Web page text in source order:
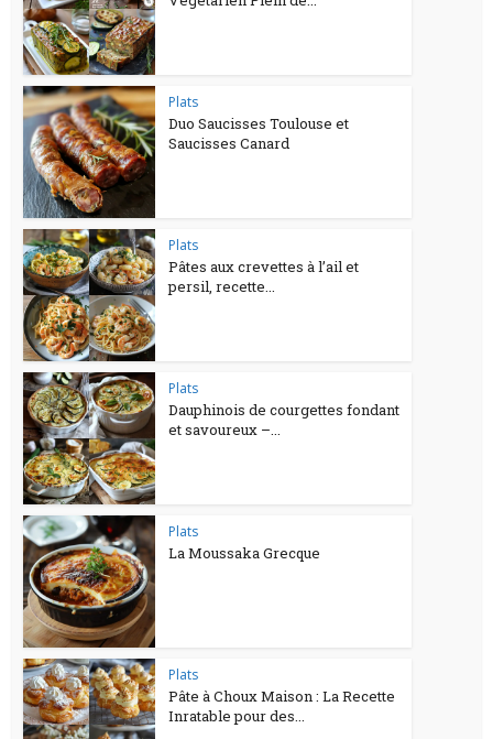
Plats
Duo Saucisses Toulouse et
Saucisses Canard
Plats
Pâtes aux crevettes à l’ail et
persil, recette...
Plats
Dauphinois de courgettes fondant
et savoureux –...
Plats
La Moussaka Grecque
Plats
Pâte à Choux Maison : La Recette
Inratable pour des...